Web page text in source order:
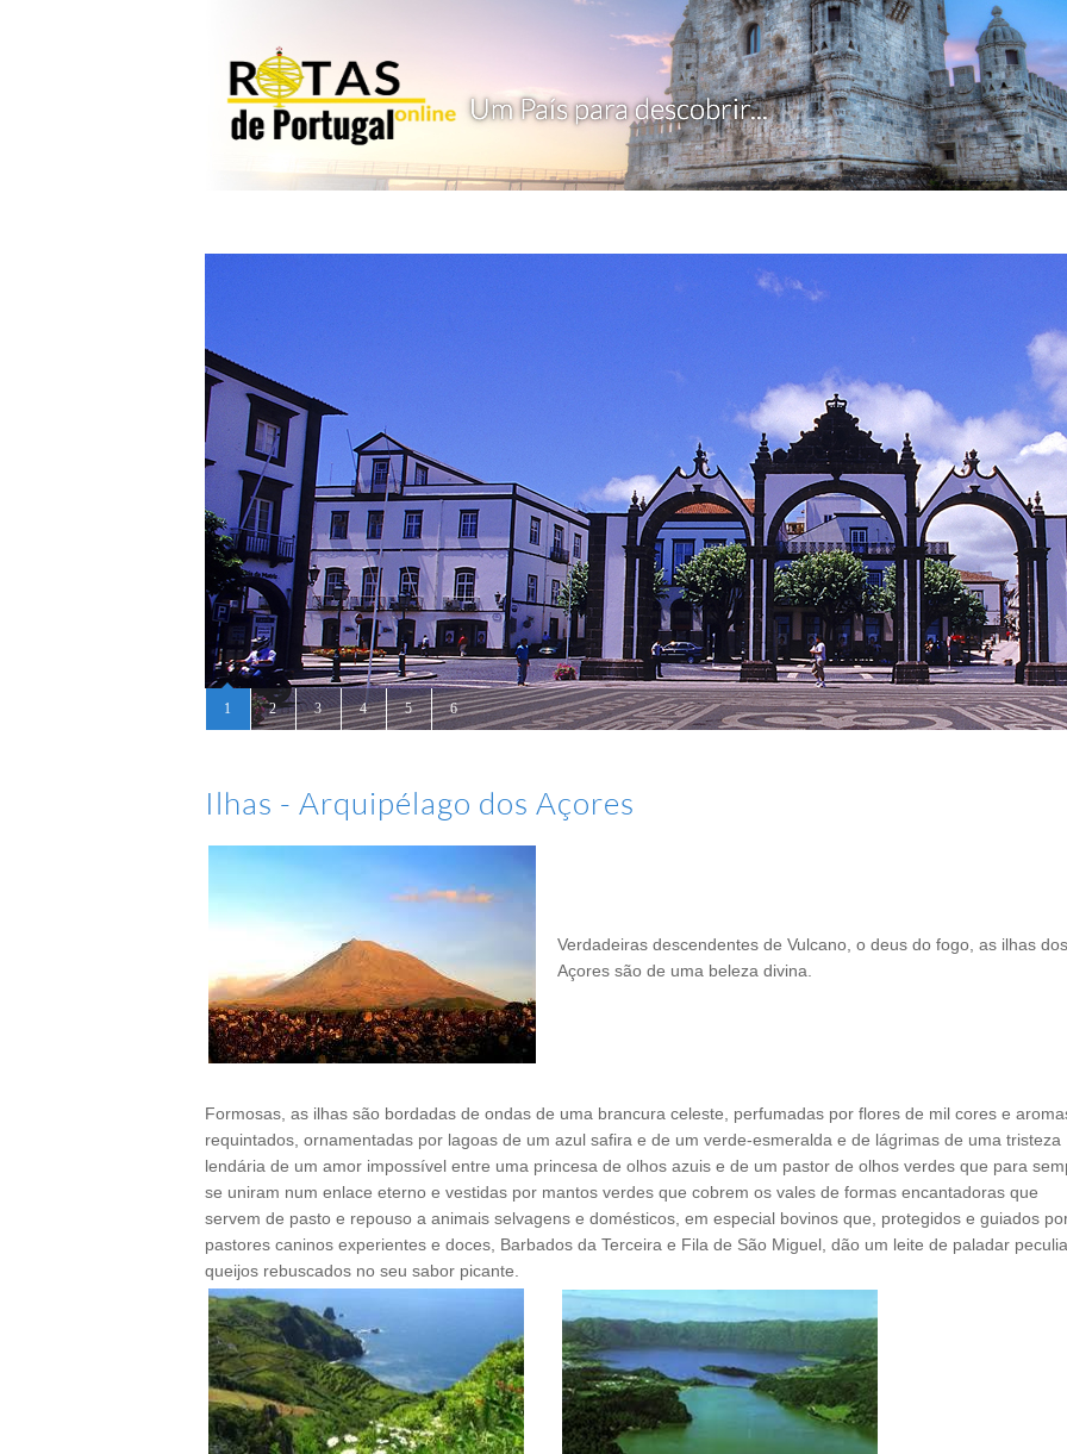
Ilhas - Arquipélago dos Açores
Verdadeiras descendentes de Vulcano, o deus do fogo, as ilhas dos
Açores são de uma beleza divina.
Formosas, as ilhas são bordadas de ondas de uma brancura celeste, perfumadas por flores de mil cores e
requintados, ornamentadas por lagoas de um azul safira e de um verde-esmeralda e de lágrimas de uma tristeza
lendária de um amor impossível entre uma princesa de olhos azuis e de um pastor de olhos verdes que para
se uniram num enlace eterno e vestidas por mantos verdes que cobrem os vales de formas encantadoras que
servem de pasto e repouso a animais selvagens e domésticos, em especial bovinos que, protegidos e guiados
pastores caninos experientes e doces, Barbados da Terceira e Fila de São Miguel, dão um leite de paladar
queijos rebuscados no seu sabor picante.